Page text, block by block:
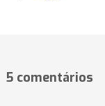
5 comentários